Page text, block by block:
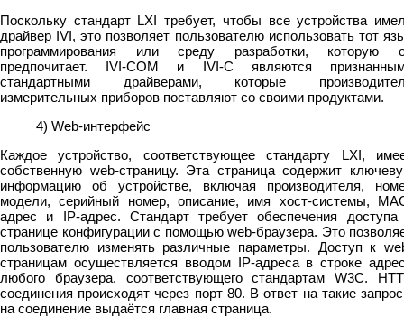
Поскольку стандарт LXI требует, чтобы все устройства
драйвер IVI, это позволяет пользователю использовать тот
программирования или среду разработки, которую
предпочитает. IVI-COM и IVI-C являются
стандартными драйверами, которые
измерительных приборов поставляют со своими продуктами.
4) Web-интерфейс
Каждое устройство, соответствующее стандарту LXI,
собственную web-страницу. Эта страница содержит
информацию об устройстве, включая производителя,
модели, серийный номер, описание, имя хост-системы,
адрес и IP-адрес. Стандарт требует обеспечения доступа
странице конфигурации с помощью web-браузера. Это
пользователю изменять различные параметры. Доступ к
страницам осуществляется вводом IP-адреса в строке
любого браузера, соответствующего стандартам W3C.
соединения происходят через порт 80. В ответ на такие
на соединение выдаётся главная страница.